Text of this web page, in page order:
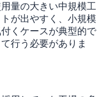
量の大きい中規模工
が出やすく、小規模
くケースが典型的で
行う必要がありま